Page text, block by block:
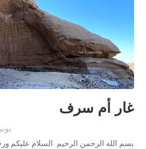
غار أم سرف
يونيو 29,
بسم الله الرحمن الرحيم السلام عليكم